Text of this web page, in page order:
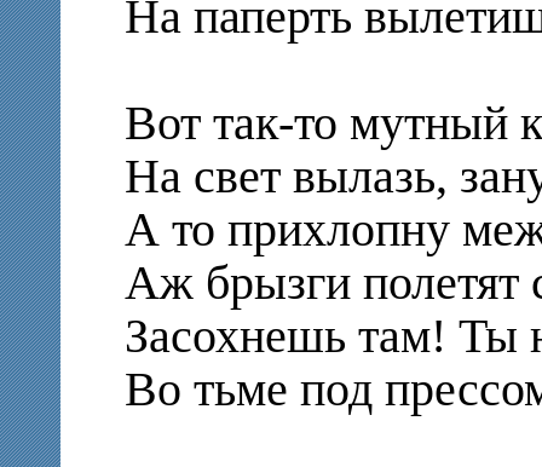
На паперть
Вот так-то мутный
На свет вылазь,
А то прихлопну
Аж брызги полетят
Засохнешь там! Ты
Во тьме под